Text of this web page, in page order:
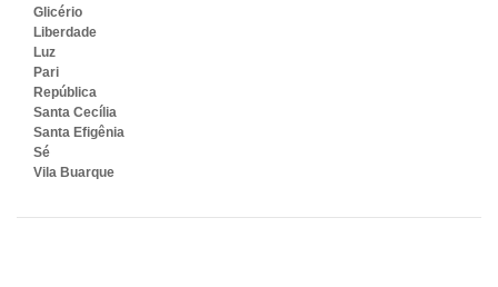
Glicério
Liberdade
Luz
Pari
República
Santa Cecília
Santa Efigênia
Sé
Vila Buarque